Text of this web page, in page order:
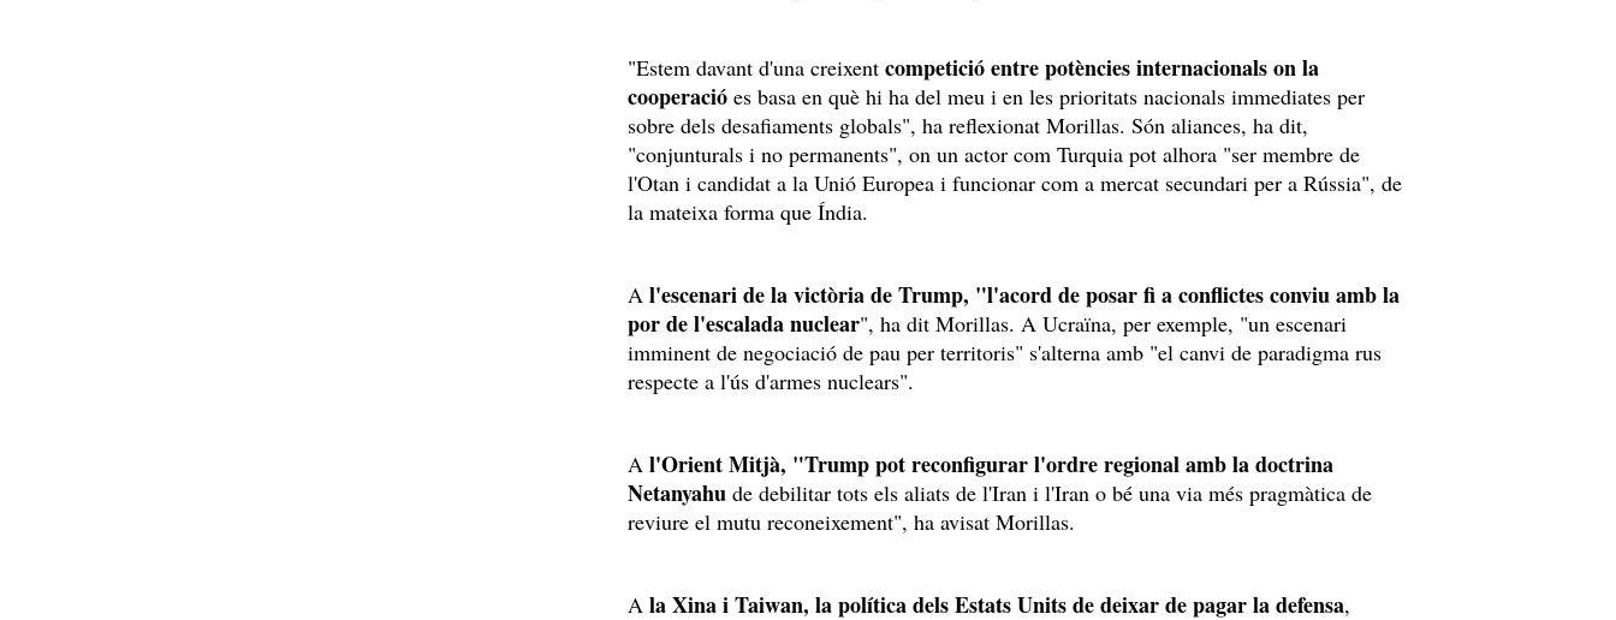
"Estem davant d'una creixent competició entre potències internacionals on la
cooperació es basa en què hi ha del meu i en les prioritats nacionals immediates per
sobre dels desafiaments globals", ha reflexionat Morillas. Són aliances, ha dit,
"conjunturals i no permanents", on un actor com Turquia pot alhora "ser membre de
l'Otan i candidat a la Unió Europea i funcionar com a mercat secundari per a Rússia", de
la mateixa forma que Índia.
A l'escenari de la victòria de Trump, "l'acord de posar fi a conflictes conviu amb la
por de l'escalada nuclear", ha dit Morillas. A Ucraïna, per exemple, "un escenari
imminent de negociació de pau per territoris" s'alterna amb "el canvi de paradigma rus
respecte a l'ús d'armes nuclears".
A l'Orient Mitjà, "Trump pot reconfigurar l'ordre regional amb la doctrina
Netanyahu de debilitar tots els aliats de l'Iran i l'Iran o bé una via més pragmàtica de
reviure el mutu reconeixement", ha avisat Morillas.
A la Xina i Taiwan, la política dels Estats Units de deixar de pagar la defensa,